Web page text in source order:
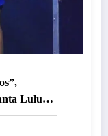
Lulu”